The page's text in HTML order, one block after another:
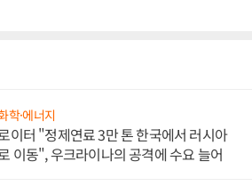
학·에너지
이터 "정제연료 3만 톤 한국에서 러시아
이동", 우크라이나의 공격에 수요 늘어